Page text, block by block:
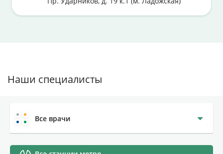
Наши специалисты
Все врачи